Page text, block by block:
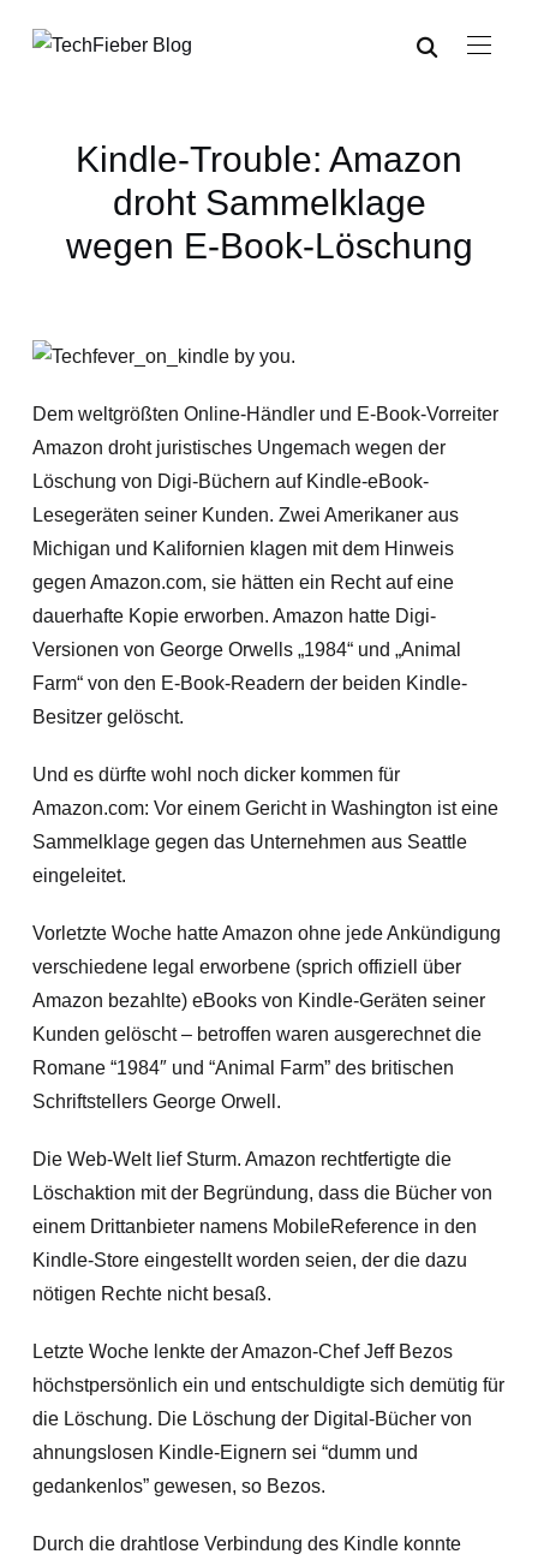
Kindle-Trouble: Amazon
droht Sammelklage
wegen E-Book-Löschung
Dem weltgrößten Online-Händler und E-Book-Vorreiter
Amazon droht juristisches Ungemach wegen der
Löschung von Digi-Büchern auf Kindle-eBook-
Lesegeräten seiner Kunden. Zwei Amerikaner aus
Michigan und Kalifornien klagen mit dem Hinweis
gegen Amazon.com, sie hätten ein Recht auf eine
dauerhafte Kopie erworben. Amazon hatte Digi-
Versionen von George Orwells „1984“ und „Animal
Farm“ von den E-Book-Readern der beiden Kindle-
Besitzer gelöscht.
Und es dürfte wohl noch dicker kommen für
Amazon.com: Vor einem Gericht in Washington ist eine
Sammelklage gegen das Unternehmen aus Seattle
eingeleitet.
Vorletzte Woche hatte Amazon ohne jede Ankündigung
verschiedene legal erworbene (sprich offiziell über
Amazon bezahlte) eBooks von Kindle-Geräten seiner
Kunden gelöscht – betroffen waren ausgerechnet die
Romane “1984″ und “Animal Farm” des britischen
Schriftstellers George Orwell.
Die Web-Welt lief Sturm. Amazon rechtfertigte die
Löschaktion mit der Begründung, dass die Bücher von
einem Drittanbieter namens MobileReference in den
Kindle-Store eingestellt worden seien, der die dazu
nötigen Rechte nicht besaß.
Letzte Woche lenkte der Amazon-Chef Jeff Bezos
höchstpersönlich ein und entschuldigte sich demütig für
die Löschung. Die Löschung der Digital-Bücher von
ahnungslosen Kindle-Eignern sei “dumm und
gedankenlos” gewesen, so Bezos.
Durch die drahtlose Verbindung des Kindle konnte